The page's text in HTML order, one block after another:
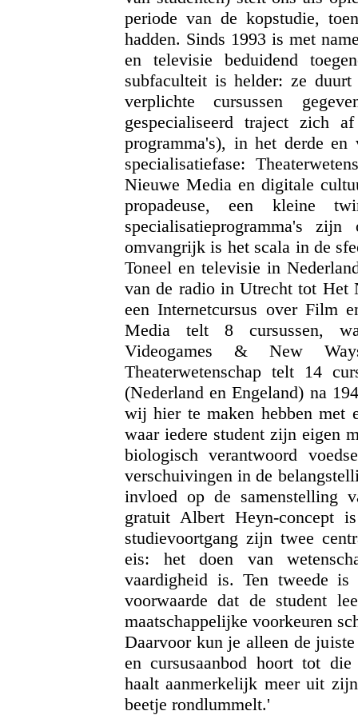
periode van de kopstudie,
hadden. Sinds 1993 is met
en televisie beduidend
subfaculteit is helder: ze
verplichte cursussen
gespecialiseerd traject zich
programma's), in het derde
specialisatiefase:
Nieuwe Media en digitale
propadeuse, een kleine
specialisatieprogramma's
omvangrijk is het scala in de
Toneel en televisie in
van de radio in Utrecht tot Het
een Internetcursus over Film
Media telt 8 cursussen,
Videogames & New
Theaterwetenschap telt 14
(Nederland en Engeland) na
wij hier te maken hebben met
waar iedere student zijn eigen
biologisch verantwoord
verschuivingen in de
invloed op de samenstelling
gratuit Albert Heyn-concept
studievoortgang zijn twee
eis: het doen van
vaardigheid is. Ten tweede
voorwaarde dat de student
maatschappelijke voorkeuren
Daarvoor kun je alleen de
en cursusaanbod hoort tot die
haalt aanmerkelijk meer uit
beetje rondlummelt.'